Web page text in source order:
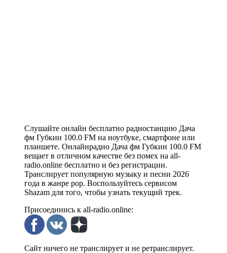
Слушайте онлайн бесплатно радиостанцию Дача
фм Губкин 100.0 FM на ноутбуке, смартфоне или
планшете. Онлайнрадио Дача фм Губкин 100.0 FM
вещает в отличном качестве без помех на all-
radio.online бесплатно и без регистрации.
Транслирует популярную музыку и песни 2026
года в жанре pop. Воспользуйтесь сервисом
Shazam для того, чтобы узнать текущий трек.
Присоединись к all-radio.online:
Сайт ничего не транслирует и не ретранслирует.